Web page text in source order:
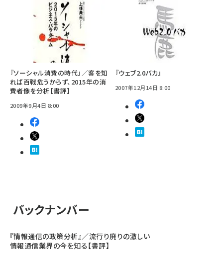
『ソーシャル消費の時代』／客を知
れば百戦危うからず、2015年の消
費者像を分析【書評】
2009年9月4日 8:00
『ウェブ2.0バカ』
2007年12月14日 8:00
バックナンバー
『情報通信の政策分析』／流行り廃りの激しい
情報通信業界の今を知る【書評】